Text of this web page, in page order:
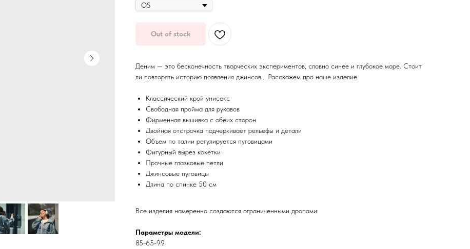
Out of stock
Деним — это бесконечность творческих экспериментов, словно синее и глубокое море. Стоит
ли повторять историю появления джинсов... Расскажем про наше изделие.
Классический крой унисекс
Свободная пройма для рукавов
Фирменная вышивка с обеих сторон
Двойная отстрочка подчеркивает рельефы и детали
Объем по талии регулируется пуговицами
Фигурный вырез кокетки
Прочные глазковые петли
Джинсовые пуговицы
Длина по спинке 50 см
Все изделия намеренно создаются ограниченными дропами.
Параметры модели:
85-65-99